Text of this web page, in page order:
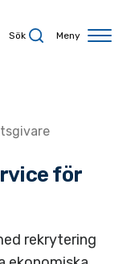
Sök Meny
för
rekrytering